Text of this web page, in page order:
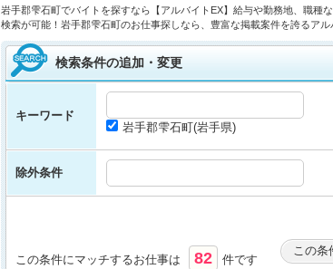
岩手郡雫石町でバイトを探すなら【アルバイトEX】給与や勤務地、職種
検索が可能！岩手郡雫石町のお仕事探しなら、豊富な掲載案件を誇るアル
検索条件の追加・変更
キーワード
岩手郡雫石町(岩手県)
除外条件
この条件にマッチするお仕事は 82 件です
この条